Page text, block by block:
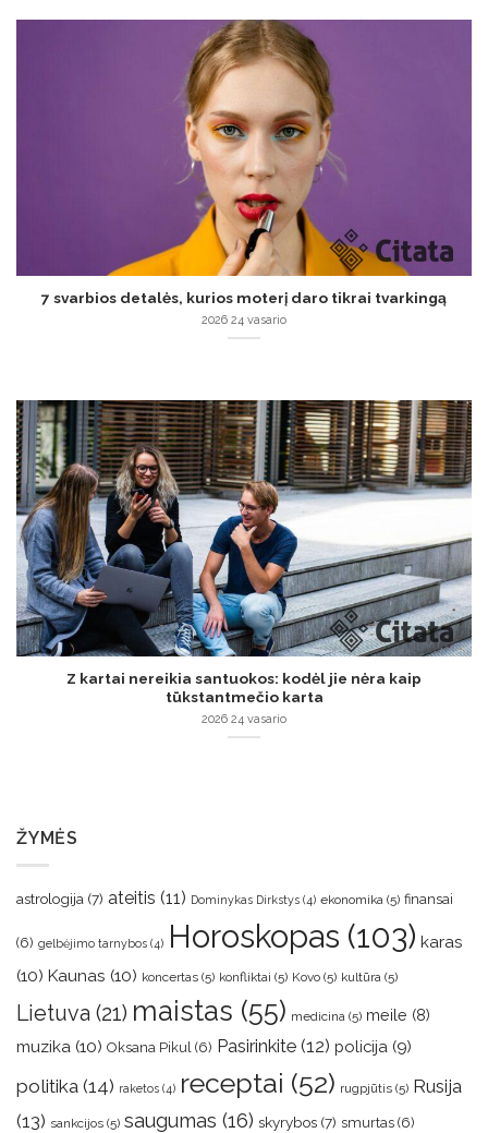
7 svarbios detalės, kurios moterį daro tikrai tvarkingą
2026 24 vasario
Z kartai nereikia santuokos: kodėl jie nėra kaip
tūkstantmečio karta
2026 24 vasario
ŽYMĖS
astrologija (7) ateitis (11) Dominykas Dirkstys (4) ekonomika (5) finansai
(6) gelbėjimo tarnybos (4) Horoskopas (103) karas
(10) Kaunas (10) koncertas (5) konfliktai (5) Kovo (5) kultūra (5)
Lietuva (21) maistas (55) medicina (5) meile (8)
muzika (10) Oksana Pikul (6) Pasirinkite (12) policija (9)
politika (14) raketos (4) receptai (52) rugpjūtis (5) Rusija
(13) sankcijos (5) saugumas (16) skyrybos (7) smurtas (6)